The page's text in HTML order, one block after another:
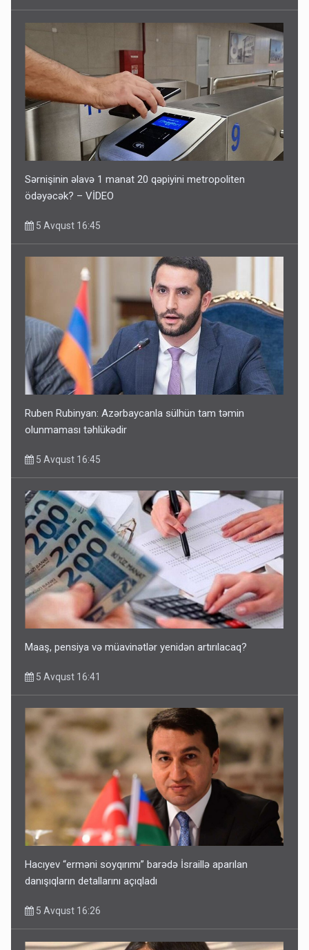
Sərnişinin əlavə 1 manat 20 qəpiyini metropoliten
ödəyəcək? – VİDEO
5 Avqust 16:45
Ruben Rubinyan: Azərbaycanla sülhün tam təmin
olunmaması təhlükədir
5 Avqust 16:45
Maaş, pensiya və müavinətlər yenidən artırılacaq?
5 Avqust 16:41
Hacıyev “erməni soyqırımı” barədə İsraillə aparılan
danışıqların detallarını açıqladı
5 Avqust 16:26